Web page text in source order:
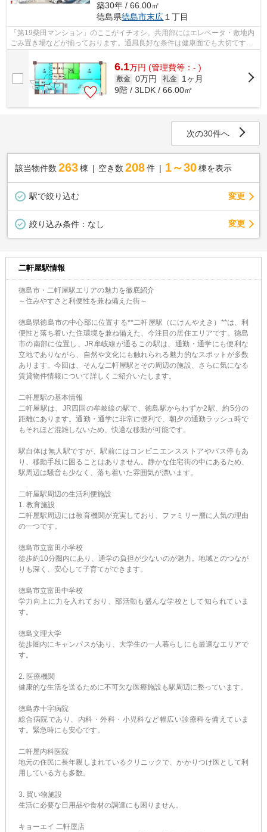
築30年 / 66.00㎡
徳島県徳島市末広 １丁目
「第19柴田マンション」のここがイチオシ。共用部にはエレベータ・敷地内
ごみ置き場などが揃っております。通風良好な条件は健康面でも大切です。
そんな観点からもおすすめのマンショ...
6.1万円 (管理費等：- )
敷金 0万円 礼金
1ヶ月
9階 / 3LDK / 66.00㎡
次の30件へ
該当物件数 263棟 空き数 208 件 1～30 棟を表示
駅で絞り込む 変更
絞り込み条件： なし 変更
二軒屋駅情報
徳島市・二軒屋駅エリアの魅力を徹底紹介
～住みやすさと利便性を兼ね備えた街～
徳島県徳島市の中心部に位置する**二軒屋駅（にけんやえき）**は、利
便性と落ち着いた住環境を兼ね備えた、今注目の居住エリアです。徳島
市の南部に位置し、JR牟岐線が通るこの駅は、通勤・通学にも便利な
立地でありながら、自然や文化にも触れられる魅力的なスポットが多数
あります。今回は、そんな二軒屋駅とその周辺の施設、さらに気になる
賃貸物件情報について詳しくご紹介いたします。
二軒屋駅の基本情報
二軒屋駅は、JR四国の牟岐線の駅で、徳島駅からわずか2駅、約5分の
距離にあります。通勤・通学に非常に便利で、朝夕の通勤ラッシュ時で
もそれほど混雑しないため、快適な移動が可能です。
駅自体は無人駅ですが、駅前にはコンビニエンスストアやバス停もあ
り、移動手段に困ることはありません。静かな住宅街の中にあるため、
駅周辺は騒音も少なく、落ち着いた雰囲気が漂います。
二軒屋駅周辺の生活利便施設
1. 教育施設
二軒屋駅周辺には教育機関が充実しており、ファミリー層に人気の理由
の一つです。
徳島市立富田小学校
徒歩約10分圏内にあり、通学の負担が少ないのが魅力。地域とのつなが
りも深く、安心して子育てができます。
徳島市立富田中学校
学力向上に力を入れており、部活動も盛んな学校として知られていま
す。
徳島文理大学
徒歩圏内にキャンパスがあり、大学生の一人暮らしにも最適なエリアで
す。
2. 医療機関
健康的な生活を送るために不可欠な医療施設も駅周辺に整っています。
徳島赤十字病院
総合病院であり、内科・外科・小児科など幅広い診療科を備えていま
す。緊急時にも安心です。
二軒屋内科医院
地元の住民に長年親しまれているクリニックで、かかりつけ医として利
用している方も多数。
3. 買い物施設
生活に必要な日用品や食材の調達にも困りません。
キョーエイ 二軒屋店